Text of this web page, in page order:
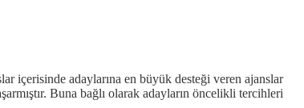
içerisinde adaylarına en büyük desteği veren ajanslar
Buna bağlı olarak adayların öncelikli tercihleri